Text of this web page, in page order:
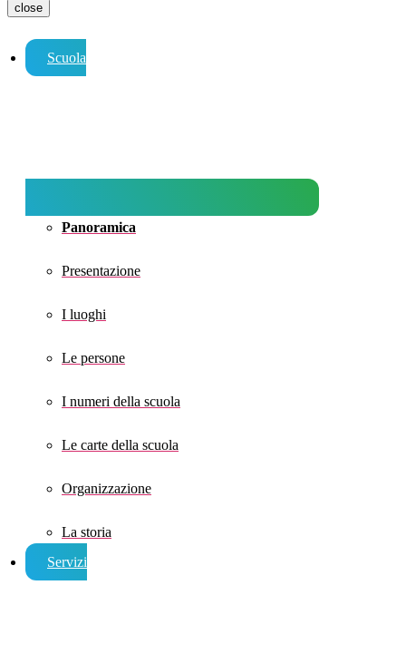
close
Scuola
Panoramica
Presentazione
I luoghi
Le persone
I numeri della scuola
Le carte della scuola
Organizzazione
La storia
Servizi